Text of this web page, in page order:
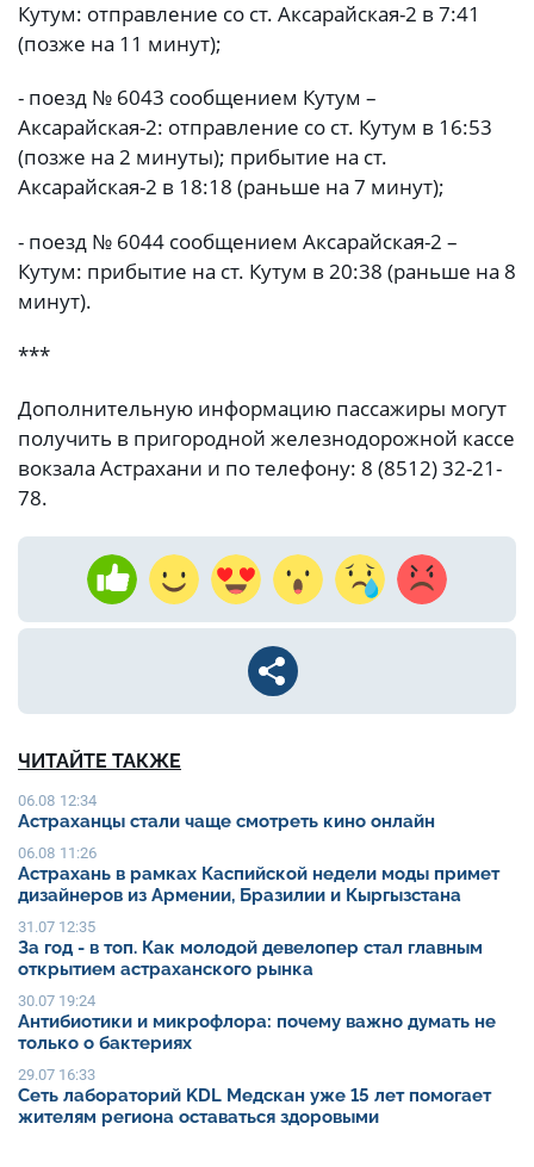
Кутум: отправление со ст. Аксарайская-2 в 7:41
(позже на 11 минут);
- поезд № 6043 сообщением Кутум –
Аксарайская-2: отправление со ст. Кутум в 16:53
(позже на 2 минуты); прибытие на ст.
Аксарайская-2 в 18:18 (раньше на 7 минут);
- поезд № 6044 сообщением Аксарайская-2 –
Кутум: прибытие на ст. Кутум в 20:38 (раньше на 8
минут).
***
Дополнительную информацию пассажиры могут
получить в пригородной железнодорожной кассе
вокзала Астрахани и по телефону: 8 (8512) 32-21-
78.
ЧИТАЙТЕ ТАКЖЕ
06.08 12:34
Астраханцы стали чаще смотреть кино онлайн
06.08 11:26
Астрахань в рамках Каспийской недели моды примет
дизайнеров из Армении, Бразилии и Кыргызстана
31.07 12:35
За год - в топ. Как молодой девелопер стал главным
открытием астраханского рынка
30.07 19:24
Антибиотики и микрофлора: почему важно думать не
только о бактериях
29.07 16:33
Сеть лабораторий KDL Медскан уже 15 лет помогает
жителям региона оставаться здоровыми